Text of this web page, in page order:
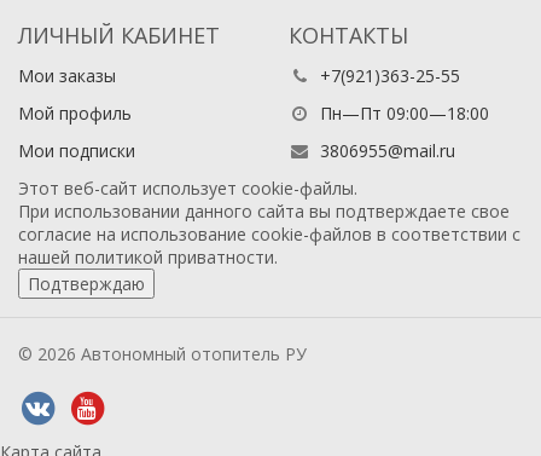
ЛИЧНЫЙ КАБИНЕТ
Мои заказы
Мой профиль
Мои подписки
КОНТАКТЫ
+7(921)363-25-55
Пн—Пт 09:00—18:00
3806955@mail.ru
Этот веб-сайт использует cookie-файлы.
При использовании данного сайта вы подтверждаете свое
согласие на использование cookie-файлов в соответствии с
нашей политикой приватности.
Подтверждаю
© 2026 Автономный отопитель РУ